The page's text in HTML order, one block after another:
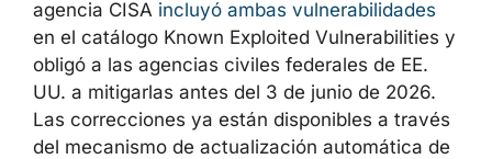
4.0). La agencia CISAincluyó ambas
vulnerabilidadesen el catálogo Known
Exploited Vulnerabilities y obligó a las
agencias civiles federales de EE. UU. a
mitigarlas antes del 3 de junio de 2026. Las
correcciones ya están disponibles a través